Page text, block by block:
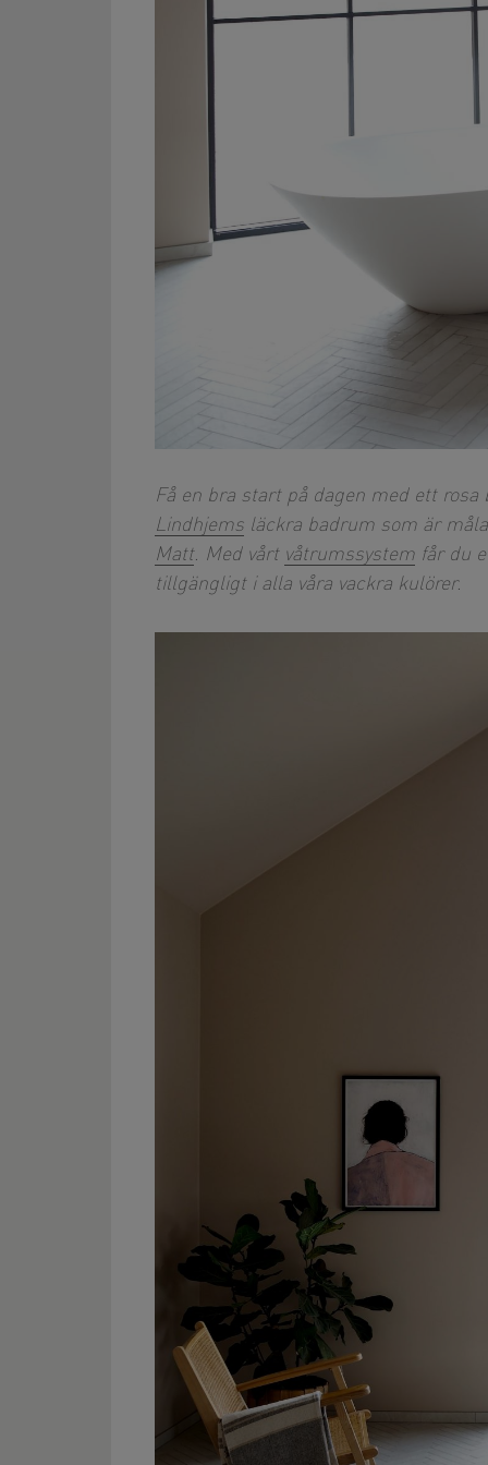
Få en bra start på dagen med ett
Lindhjems läckra badrum som är
Matt. Med vårt våtrumssystem får du
tillgängligt i alla våra vackra kulörer.